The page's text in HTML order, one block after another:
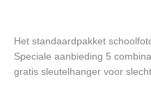
Het standaardpakket
Speciale aanbieding 5
gratis sleutelhanger voor